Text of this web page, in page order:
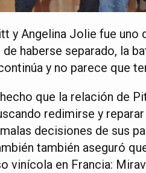
y Angelina Jolie fue uno
haberse separado, la
y no parece que
que la relación de
redimirse y
decisiones de sus
también aseguró
vinícola en Francia: